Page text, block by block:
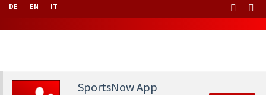
DE EN IT
SportsNow App